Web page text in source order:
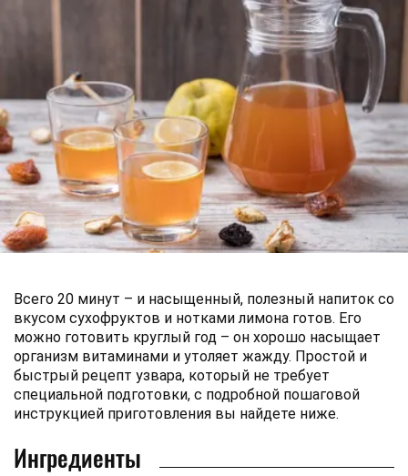
Всего 20 минут – и насыщенный, полезный напиток со
вкусом сухофруктов и нотками лимона готов. Его
можно готовить круглый год – он хорошо насыщает
организм витаминами и утоляет жажду. Простой и
быстрый рецепт узвара, который не требует
специальной подготовки, с подробной пошаговой
инструкцией приготовления вы найдете ниже.
Ингредиенты